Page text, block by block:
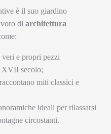
è il suo giardino
di architettura
veri e propri pezzi
XVII secolo;
miti classici e
ideali per rilassarsi
circostanti.